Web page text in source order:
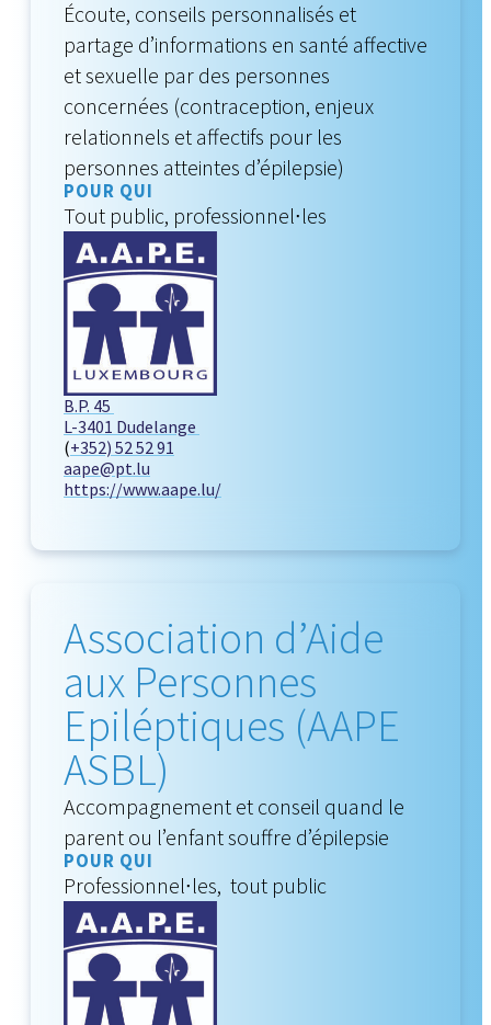
Écoute, conseils personnalisés et
partage d’informations en santé affective
et sexuelle par des personnes
concernées (contraception, enjeux
relationnels et affectifs pour les
personnes atteintes d’épilepsie)
POUR QUI
Tout public, professionnel∙les
B.P. 45
L-3401 Dudelange
(+352) 52 52 91
aape@pt.lu
https://www.aape.lu/
Association d’Aide
aux Personnes
Epiléptiques (AAPE
ASBL)
Accompagnement et conseil quand le
parent ou l’enfant souffre d’épilepsie
POUR QUI
Professionnel∙les, tout public